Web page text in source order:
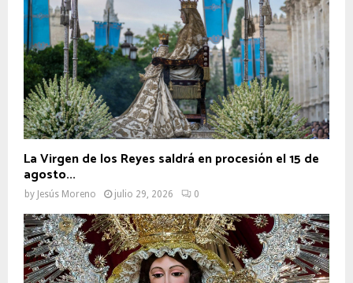
La Virgen de los Reyes saldrá en procesión el 15 de
agosto...
by Jesús Moreno julio 29, 2026 0